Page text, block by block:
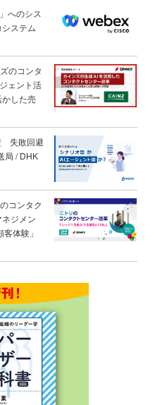
へのシス
ステム
のコンタ
ェント活
した売
失敗回避
局 / DHK
コンタク
ジメン
体験」